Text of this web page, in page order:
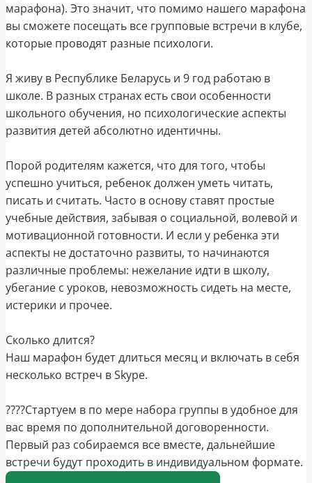
марафона). Это значит, что помимо нашего марафона
вы сможете посещать все групповые встречи в клубе,
которые проводят разные психологи.
Я живу в Республике Беларусь и 9 год работаю в
школе. В разных странах есть свои особенности
школьного обучения, но психологические аспекты
развития детей абсолютно идентичны.
Порой родителям кажется, что для того, чтобы
успешно учиться, ребенок должен уметь читать,
писать и считать. Часто в основу ставят простые
учебные действия, забывая о социальной, волевой и
мотивационной готовности. И если у ребенка эти
аспекты не достаточно развиты, то начинаются
различные проблемы: нежелание идти в школу,
убегание с уроков, невозможность сидеть на месте,
истерики и прочее.
Сколько длится?
Наш марафон будет длиться месяц и включать в себя
несколько встреч в Skype.
‌????Стартуем в по мере набора группы в удобное для
вас время по дополнительной договоренности.
Первый раз собираемся все вместе, дальнейшие
встречи будут проходить в индивидуальном формате.